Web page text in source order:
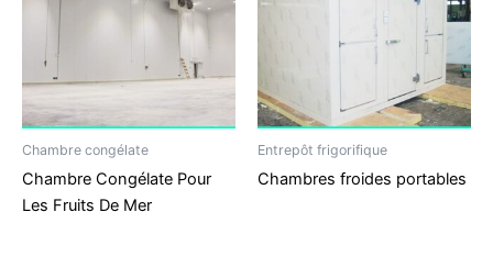
Chambre congélate
Chambre Congélate Pour
Les Fruits De Mer
Entrepôt frigorifique
Chambres froides portables